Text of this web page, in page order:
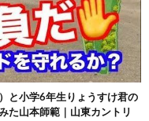
と小学6年生りょうすけ君の
た山本師範｜山東カントリ